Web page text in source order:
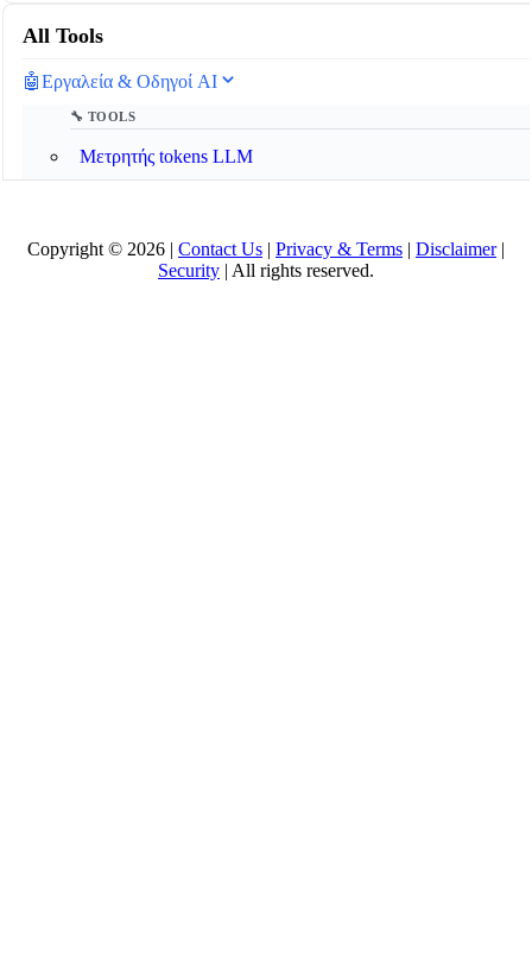
All Tools
🤖Εργαλεία & Οδηγοί AI
🔧 TOOLS
Μετρητής tokens LLM
Γλωσσάρι AI 2025
Copyright © 2026 | Contact Us | Privacy & Terms | Disclaimer|
Security | All rights reserved.